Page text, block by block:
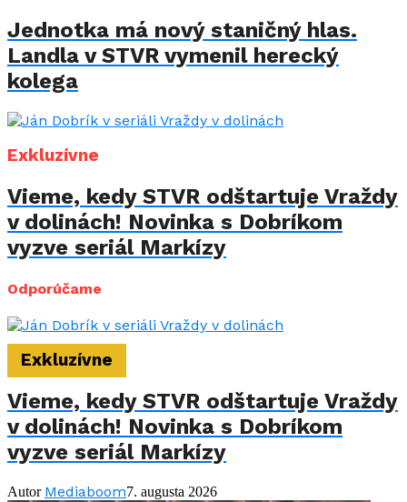
Jednotka má nový staničný hlas.
Landla v STVR vymenil herecký
kolega
Exkluzívne
Vieme, kedy STVR odštartuje Vraždy
v dolinách! Novinka s Dobríkom
vyzve seriál Markízy
Odporúčame
Exkluzívne
Vieme, kedy STVR odštartuje Vraždy
v dolinách! Novinka s Dobríkom
vyzve seriál Markízy
Autor Mediaboom7. augusta 2026